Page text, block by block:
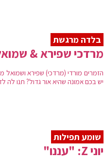
בלדה מרגשת
מרדכי שפירא &
הזמרים מורדי (מרדכי) שפירא
יש בכם אמונה שהיא אור גדול? תנו לה
שומע תפילות
יוני Z: "עננו"